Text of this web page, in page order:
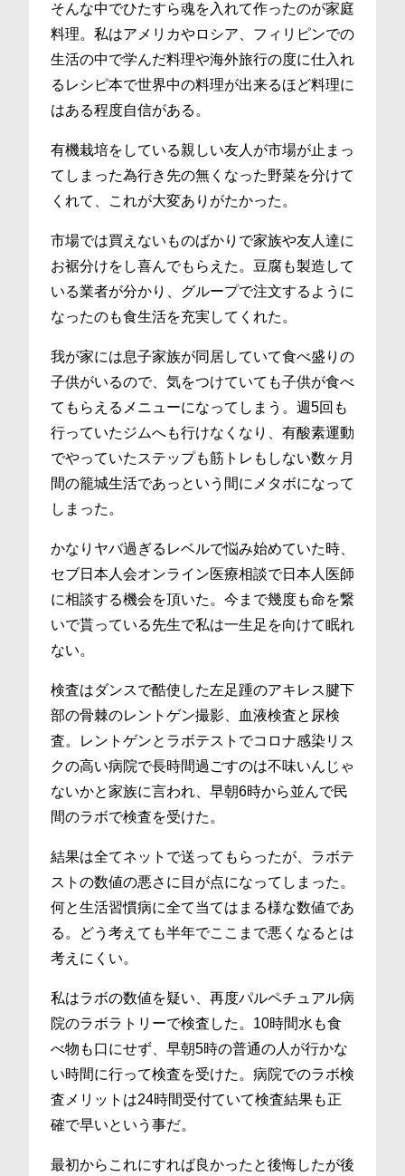
そんな中でひたすら魂を入れて作ったのが家庭
料理。私はアメリカやロシア、フィリピンでの
生活の中で学んだ料理や海外旅行の度に仕入れ
るレシピ本で世界中の料理が出来るほど料理に
はある程度自信がある。
有機栽培をしている親しい友人が市場が止まっ
てしまった為行き先の無くなった野菜を分けて
くれて、これが大変ありがたかった。
市場では買えないものばかりで家族や友人達に
お裾分けをし喜んでもらえた。豆腐も製造して
いる業者が分かり、グループで注文するように
なったのも食生活を充実してくれた。
我が家には息子家族が同居していて食べ盛りの
子供がいるので、気をつけていても子供が食べ
てもらえるメニューになってしまう。週5回も
行っていたジムへも行けなくなり、有酸素運動
でやっていたステップも筋トレもしない数ヶ月
間の籠城生活であっという間にメタボになって
しまった。
かなりヤバ過ぎるレベルで悩み始めていた時、
セブ日本人会オンライン医療相談で日本人医師
に相談する機会を頂いた。今まで幾度も命を繋
いで貰っている先生で私は一生足を向けて眠れ
ない。
検査はダンスで酷使した左足踵のアキレス腱下
部の骨棘のレントゲン撮影、血液検査と尿検
査。レントゲンとラボテストでコロナ感染リス
クの高い病院で長時間過ごすのは不味いんじゃ
ないかと家族に言われ、早朝6時から並んで民
間のラボで検査を受けた。
結果は全てネットで送ってもらったが、ラボテ
ストの数値の悪さに目が点になってしまった。
何と生活習慣病に全て当てはまる様な数値であ
る。どう考えても半年でここまで悪くなるとは
考えにくい。
私はラボの数値を疑い、再度パルペチュアル病
院のラボラトリーで検査した。10時間水も食
べ物も口にせず、早朝5時の普通の人が行かな
い時間に行って検査を受けた。病院でのラボ検
査メリットは24時間受付ていて検査結果も正
確で早いという事だ。
最初からこれにすれば良かったと後悔したが後